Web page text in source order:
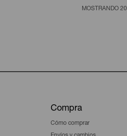
MOSTRANDO20
Compra
Cómo comprar